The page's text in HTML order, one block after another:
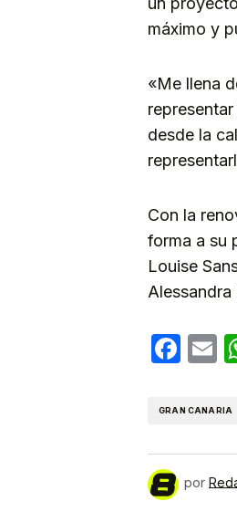
máximo y
«Me llena
desde la
Con la
forma a su
Louise
Alessandra
GRAN CANARIA
por